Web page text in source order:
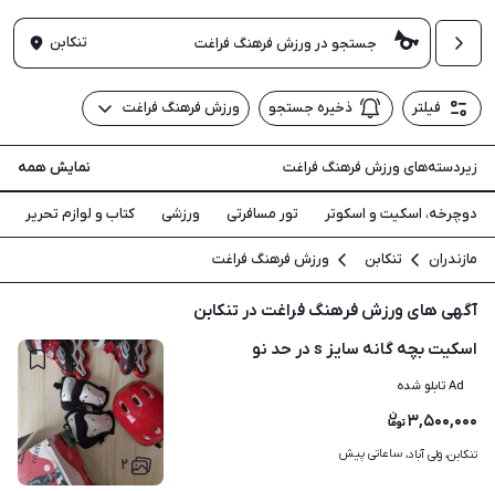
تنکابن
فیلتر ذخیره جستجو ورزش فرهنگ فراغت
زیردسته‌های ورزش فرهنگ فراغت نمایش همه
دوچرخه، اسکیت و اسکوتر تور مسافرتی ورزشی کتاب و لوازم تحریر
مازندران تنکابن ورزش فرهنگ فراغت
آگهی های ورزش فرهنگ فراغت در تنکابن
۲
اسکیت بچه گانه سایز s در حد نو
Ad تابلو شده
۳,۵۰۰,۰۰۰
تنکابن، ولی آباد، ساعاتی پیش